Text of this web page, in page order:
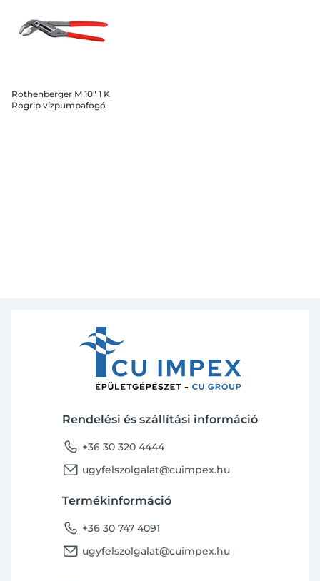
Rothenberger M 10" 1 K
Rogrip vízpumpafogó
Rendelési és szállítási információ
phone +36 30 320 4444
email ugyfelszolgalat@cuimpex.hu
Termékinformáció
phone +36 30 747 4091
email ugyfelszolgalat@cuimpex.hu